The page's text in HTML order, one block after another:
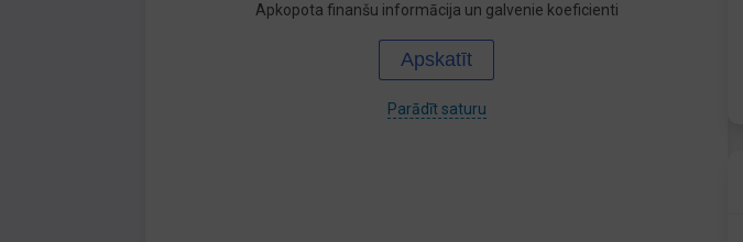
Apkopota finanšu informācija un galvenie koeficienti
Apskatīt
Parādīt saturu